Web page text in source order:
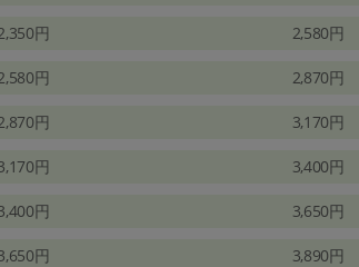
円 2,580円
円 2,870円
円 3,170円
円 3,400円
円 3,650円
円 3,890円